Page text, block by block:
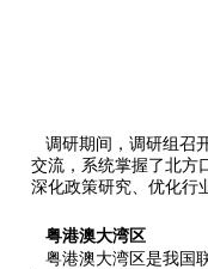
调研期间，调研组召
交流，系统掌握了北方
深化政策研究、优化行
粤港澳大湾区
粤港澳大湾区是我国